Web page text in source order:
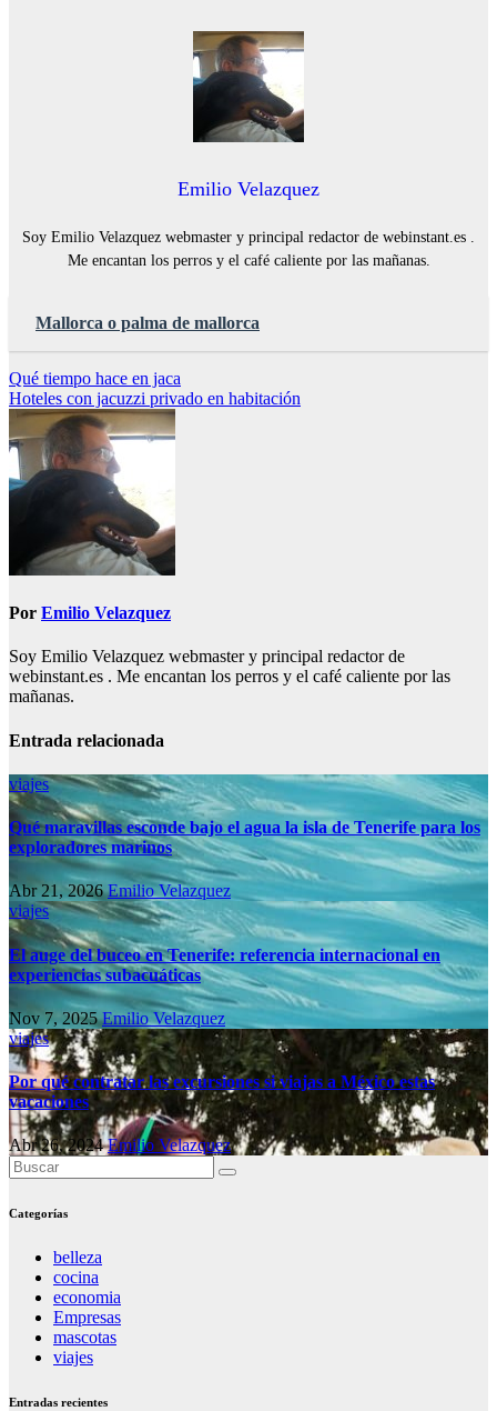
Emilio Velazquez
Soy Emilio Velazquez webmaster y principal redactor de webinstant.es .
Me encantan los perros y el café caliente por las mañanas.
Mallorca o palma de mallorca
Navegación
de
entradas
Qué tiempo hace en jaca
Hoteles con jacuzzi privado en habitación
Por Emilio Velazquez
Soy Emilio Velazquez webmaster y principal redactor de
webinstant.es . Me encantan los perros y el café caliente por las
mañanas.
Entrada relacionada
viajes
Qué maravillas esconde bajo el agua la isla de Tenerife para los
exploradores marinos
Abr 21, 2026Emilio Velazquez
viajes
El auge del buceo en Tenerife: referencia internacional en
experiencias subacuáticas
Nov 7, 2025Emilio Velazquez
viajes
Por qué contratar las excursiones si viajas a México estas
vacaciones
Abr 26, 2024Emilio Velazquez
Categorías
belleza
cocina
economia
Empresas
mascotas
viajes
Entradas recientes